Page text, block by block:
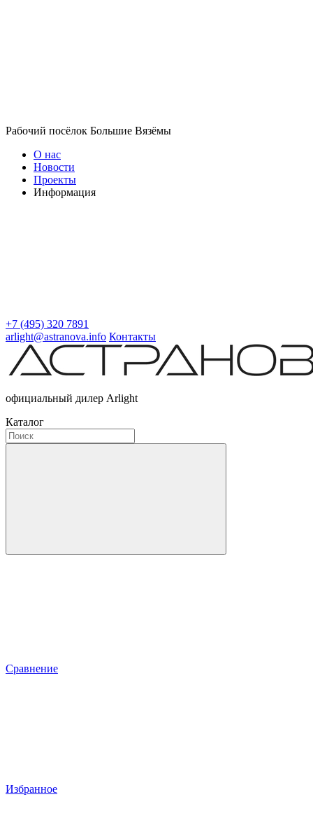
Рабочий посёлок Большие Вязёмы
О нас
Новости
Проекты
Информация
+7 (495) 320 7891
arlight@astranova.info Контакты
официальный дилер Arlight
Каталог
Сравнение
Избранное